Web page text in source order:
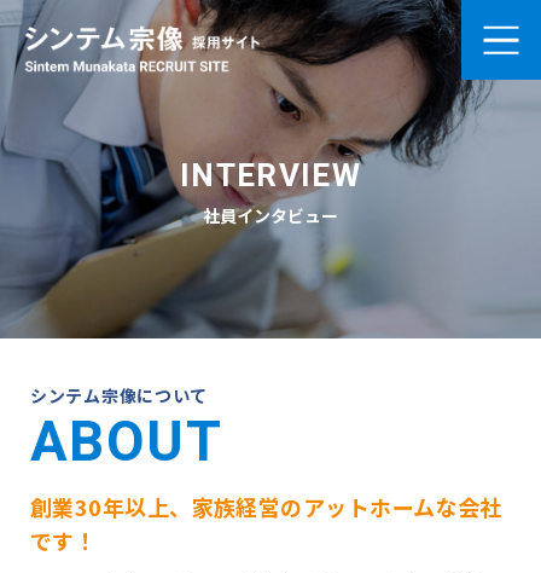
ホーム
募集要項
社員インタビュー
会社案内
お問い合わせ
カジュアル面談申し込み
INTERVIEW
社員インタビュー
シンテム宗像について
ABOUT
創業30年以上、家族経営のアットホームな会社
です！